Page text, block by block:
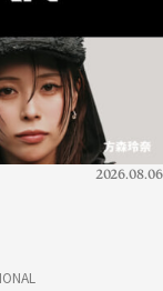
2026.06.18
2026.08.06
！
2026.07.29
設立
2026.07.27
ープン！
2026.07.17
2026.07.13
＃01
2026.07.14
2026.07.05
2026.06.25
2026.06.18
2026.08.06